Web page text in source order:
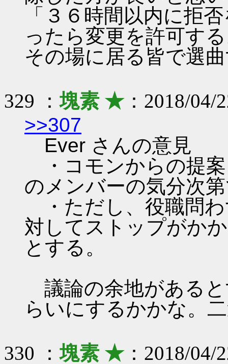
「３６時間以内に拒
ったら変更を許可す
その場に居る皆で選
329 ：塊素 ★：2018/04/
>>307
Ever さんの意見
・コモンからの提
のメンバーの気分次
・ただし、役職問
対してストップがか
とする。
議論の余地がある
らいにするかかな。
330 ：塊素 ★：2018/04/